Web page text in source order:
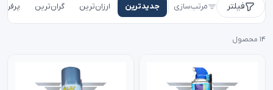
فیلتر مرتب‌سازی جدیدترین ارزان‌ترین گران‌ترین
۱۴ محصول